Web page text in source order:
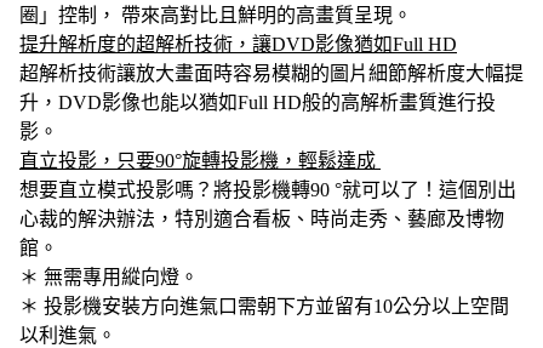
圈」控制， 帶來高對比且鮮明的高畫質呈現。
提升解析度的超解析技術，讓DVD影像猶如Full HD
超解析技術讓放大畫面時容易模糊的圖片細節解析度大幅提
升，DVD影像也能以猶如Full HD般的高解析畫質進行投
影。
直立投影，只要90°旋轉投影機，輕鬆達成
想要直立模式投影嗎？將投影機轉90 °就可以了！這個別出
心裁的解決辦法，特別適合看板、時尚走秀、藝廊及博物
館。
＊ 無需專用縱向燈。
＊ 投影機安裝方向進氣口需朝下方並留有10公分以上空間
以利進氣。